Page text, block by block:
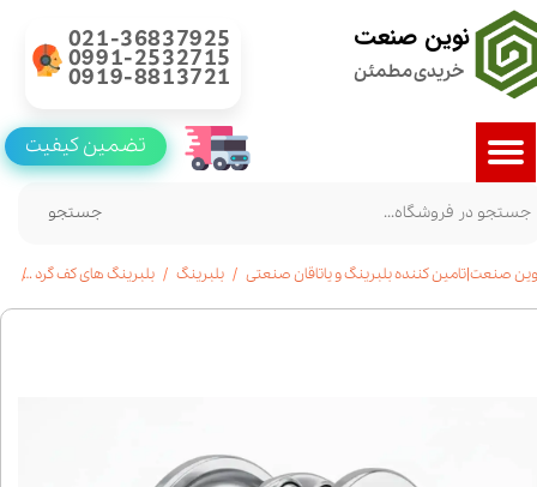
نوین صنعت
خریدی مطمئن
021-36837925
0991-2532715
0919-8813721
جستجو
تضمین کیفیت
صنعت|تامین کننده بلبرینگ و یاتاقان صنعتی بلبرینگ بلبرینگ های کف گرد